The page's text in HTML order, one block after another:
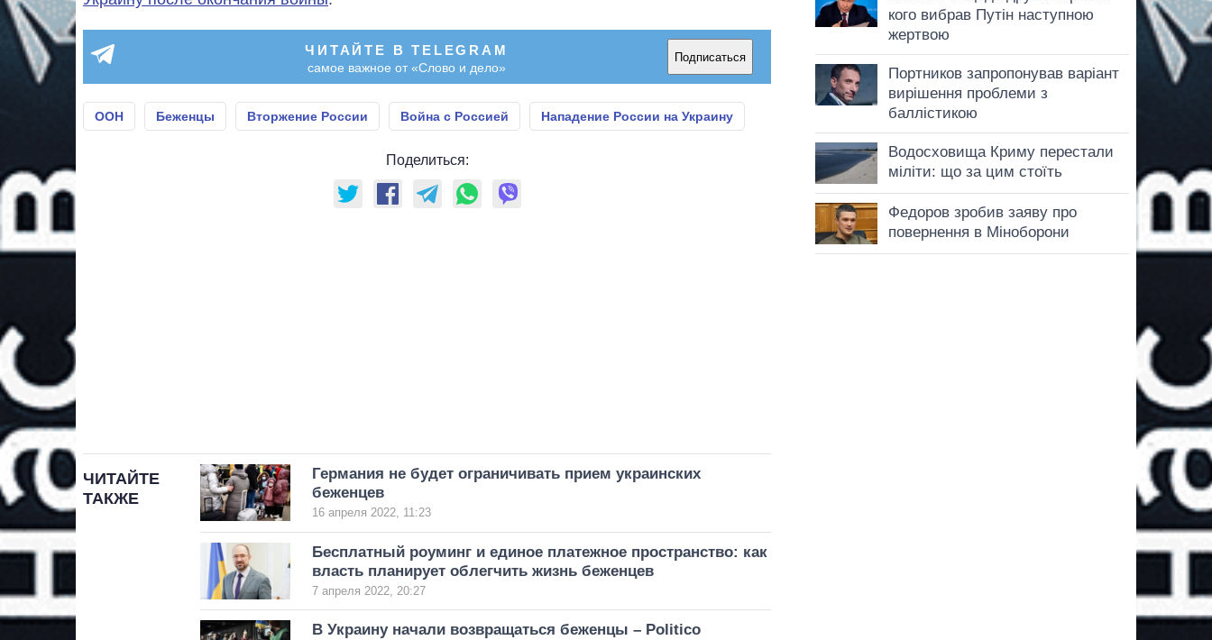
ЧИТАЙТЕ В TELEGRAM
самое важное от «Слово и дело»
Подписаться
ООН Беженцы Вторжение России Война с Россией Нападение России на Украину
Поделиться:
ЧИТАЙТЕ
ТАКЖЕ
Германия не будет ограничивать прием украинских
беженцев
16 апреля 2022, 11:23
Бесплатный роуминг и единое платежное пространство: как
власть планирует облегчить жизнь беженцев
7 апреля 2022, 20:27
В Украину начали возвращаться беженцы – Politico